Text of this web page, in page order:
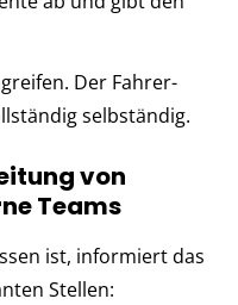
Der Fahrer-
selbständig.
von
Teams
ist, informiert das
Stellen: